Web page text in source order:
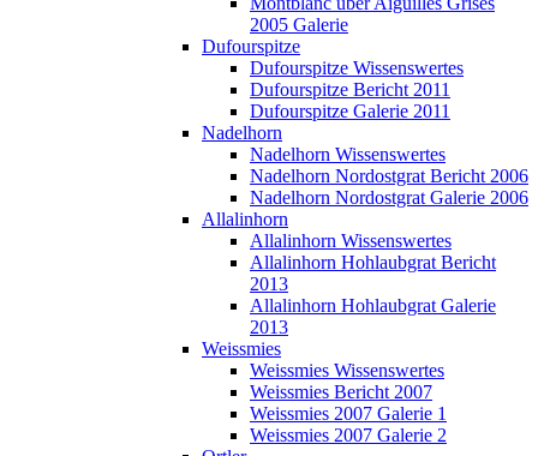
2005 Galerie
Dufourspitze
Dufourspitze Wissenswertes
Dufourspitze Bericht 2011
Dufourspitze Galerie 2011
Nadelhorn
Nadelhorn Wissenswertes
Nadelhorn Nordostgrat Bericht 2006
Nadelhorn Nordostgrat Galerie 2006
Allalinhorn
Allalinhorn Wissenswertes
Allalinhorn Hohlaubgrat Bericht
2013
Allalinhorn Hohlaubgrat Galerie
2013
Weissmies
Weissmies Wissenswertes
Weissmies Bericht 2007
Weissmies 2007 Galerie 1
Weissmies 2007 Galerie 2